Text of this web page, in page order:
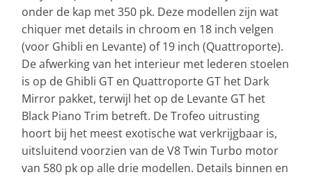
onder de kap met 350 pk. Deze modellen zijn wat
chiquer met details in chroom en 18 inch velgen
(voor Ghibli en Levante) of 19 inch (Quattroporte).
De afwerking van het interieur met lederen stoelen
is op de Ghibli GT en Quattroporte GT het Dark
Mirror pakket, terwijl het op de Levante GT het
Black Piano Trim betreft. De Trofeo uitrusting
hoort bij het meest exotische wat verkrijgbaar is,
uitsluitend voorzien van de V8 Twin Turbo motor
van 580 pk op alle drie modellen. Details binnen en